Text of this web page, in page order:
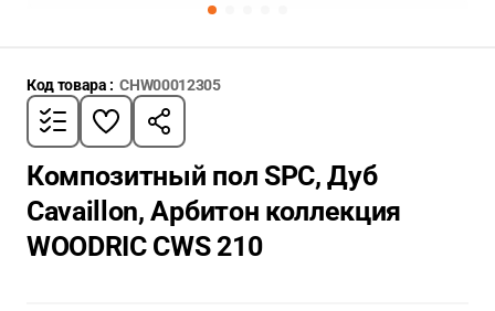
Код товара : CHW00012305
Композитный пол SPC, Дуб
Cavaillon, Арбитон коллекция
WOODRIC CWS 210